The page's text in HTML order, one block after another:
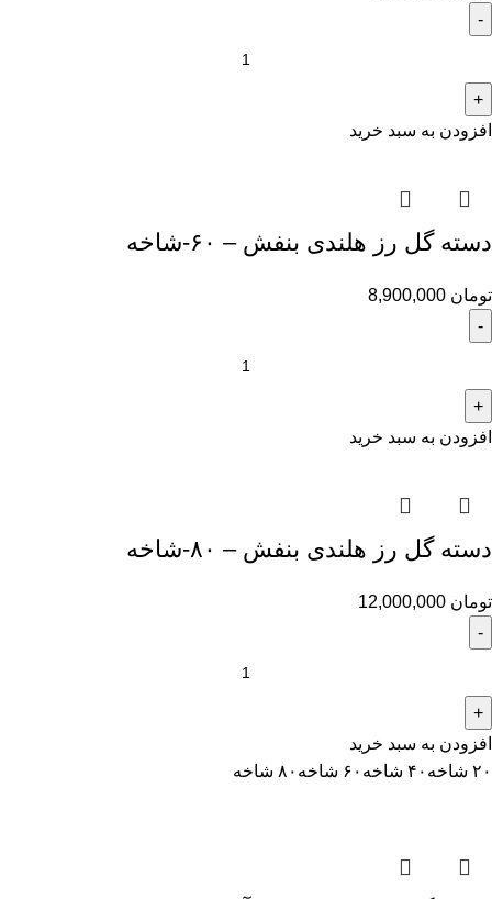
افزودن به سبد خرید
دسته گل رز هلندی بنفش – ۶۰-شاخه
تومان
افزودن به سبد خرید
دسته گل رز هلندی بنفش – ۸۰-شاخه
تومان
افزودن به سبد خرید
۲۰ شاخه
۴۰ شاخه ۶۰ شاخه ۸۰ شاخه